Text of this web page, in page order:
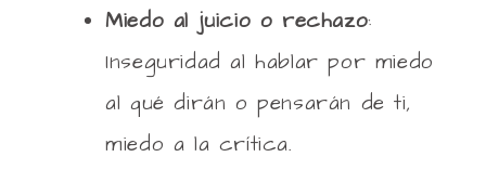
Miedo al juicio o rechazo:
Inseguridad al hablar por miedo
al qué dirán o pensarán de ti,
miedo a la crítica.